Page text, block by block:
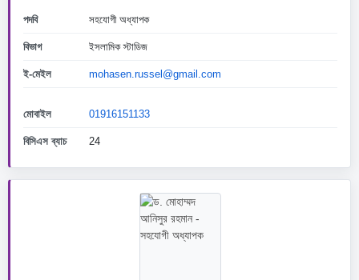
পদবি সহযোগী অধ্যাপক
বিভাগ ইসলামিক স্টাডিজ
ই-মেইল mohasen.russel@gmail.com
মোবাইল 01916151133
বিসিএস ব্যাচ 24